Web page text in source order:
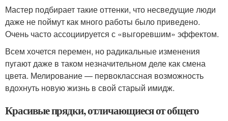
Мастер подбирает такие оттенки, что несведущие люди
даже не поймут как много работы было приведено.
Очень часто ассоциируется с «выгоревшим» эффектом.
Всем хочется перемен, но радикальные изменения
пугают даже в таком незначительном деле как смена
цвета. Мелирование — первоклассная возможность
вдохнуть новую жизнь в свой старый имидж.
Красивые прядки, отличающиеся от общего